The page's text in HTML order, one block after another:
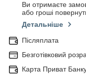
Ви отримаєте
або гроші
Детальніше
Післяплата
Безготівковий
Карта Приват